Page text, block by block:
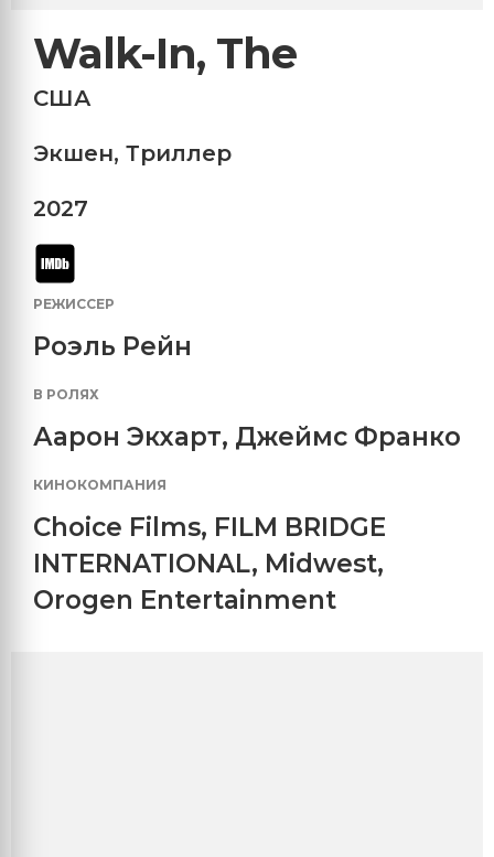
Walk-In, The
США
Экшен, Триллер
2027
РЕЖИССЕР
Роэль Рейн
В РОЛЯХ
Аарон Экхарт, Джеймс Франко
КИНОКОМПАНИЯ
Choice Films, FILM BRIDGE
INTERNATIONAL, Midwest,
Orogen Entertainment